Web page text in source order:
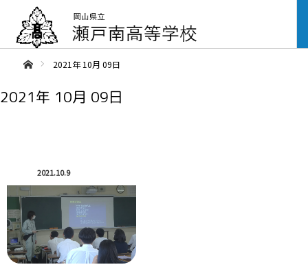
ああホーム2021年 10月 09日
2021年 10月 09日
2021.10.9